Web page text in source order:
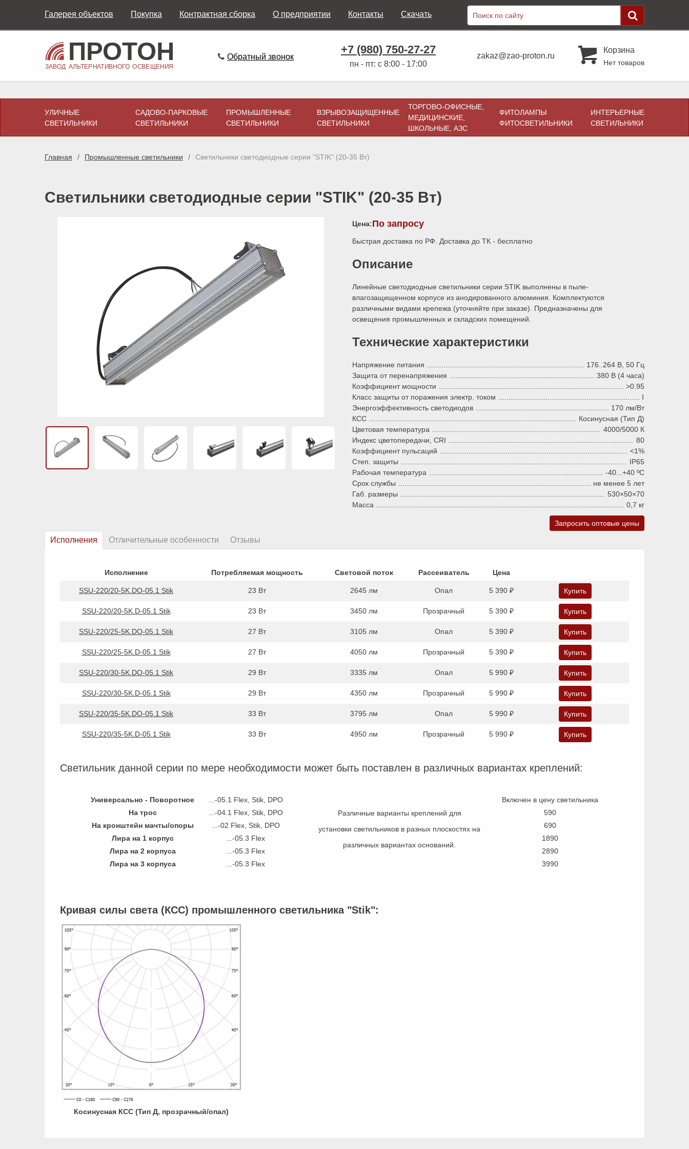
Галерея объектов Покупка Контрактная сборка О предприятии Контакты Скачать
Обратный звонок
+7 (980) 750-27-27
пн - пт: с 8:00 - 17:00
zakaz@zao-proton.ru
Корзина
Нет товаров
УЛИЧНЫЕ
СВЕТИЛЬНИКИ
САДОВО-ПАРКОВЫЕ
СВЕТИЛЬНИКИ
ПРОМЫШЛЕННЫЕ
СВЕТИЛЬНИКИ
ВЗРЫВОЗАЩИЩЕННЫЕ
СВЕТИЛЬНИКИ
ТОРГОВО-ОФИСНЫЕ,
МЕДИЦИНСКИЕ,
ШКОЛЬНЫЕ, АЗС
ФИТОЛАМПЫ
ФИТОСВЕТИЛЬНИКИ
ИНТЕРЬЕРНЫЕ
СВЕТИЛЬНИКИ
Главная Промышленные светильники Светильники светодиодные серии "STIK" (20-35 Вт)
Светильники светодиодные серии "STIK" (20-35 Вт)
Цена:По запросу
Быстрая доставка по РФ. Доставка до ТК - бесплатно
Описание
Линейные светодиодные светильники серии STIK выполнены в пыле-
влагозащищенном корпусе из анодированного алюминия. Комплектуются
различными видами крепежа (уточняйте при заказе). Предназначены для
освещения промышленных и складских помещений.
Технические характеристики
Напряжение питания
176..264 В, 50 Гц
Защита от перенапряжения
380 В (4 часа)
Коэффициент мощности
>0.95
Класс защиты от поражения электр. током
I
Энергоэффективность светодиодов
170 лм/Вт
КСС
Косинусная (Тип Д)
Цветовая температура
4000/5000 К
Индекс цветопередачи, CRI
80
Коэффициент пульсаций
<1%
Степ. защиты
IP65
Рабочая температура
-40...+40 ºC
Срок службы
не менее 5 лет
Габ. размеры
530×50×70
Масса
0,7 кг
Запросить оптовые цены
Исполнения Отличительные особенности Отзывы
Исполнение Потребляемая мощность Световой поток Рассеиватель Цена
SSU-220/20-5K.DO-05.1 Stik 23 Вт 2645 лм Опал 5 390 ₽ Купить
SSU-220/20-5K.D-05.1 Stik 23 Вт 3450 лм Прозрачный 5 390 ₽ Купить
SSU-220/25-5K.DO-05.1 Stik 27 Вт 3105 лм Опал 5 390 ₽ Купить
SSU-220/25-5K.D-05.1 Stik 27 Вт 4050 лм Прозрачный 5 390 ₽ Купить
SSU-220/30-5K.DO-05.1 Stik 29 Вт 3335 лм Опал 5 990 ₽ Купить
SSU-220/30-5K.D-05.1 Stik 29 Вт 4350 лм Прозрачный 5 990 ₽ Купить
SSU-220/35-5K.DO-05.1 Stik 33 Вт 3795 лм Опал 5 990 ₽ Купить
SSU-220/35-5K.D-05.1 Stik 33 Вт 4950 лм Прозрачный 5 990 ₽ Купить
Светильник данной серии по мере необходимости может быть поставлен в различных вариантах креплений:
Универсально - Поворотное
...-05.1 Flex, Stik, DPO
Различные варианты креплений для
установки светильников в разных плоскостях на
различных вариантах оснований.
Включен в цену светильника
На трос
...-04.1 Flex, Stik, DPO
590
На кронштейн мачты/опоры
...-02 Flex, Stik, DPO
690
Лира на 1 корпус
...-05.3 Flex
1890
Лира на 2 корпуса
...-05.3 Flex
2890
Лира на 3 корпуса
...-05.3 Flex 3990
Кривая силы света (КСС) промышленного светильника "Stik":
Косинусная КСС (Тип Д, прозрачный/опал)